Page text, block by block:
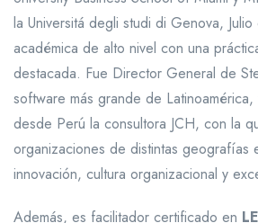
la Universitá degli studi di Genova,
académica de alto nivel con una
destacada. Fue Director General de
software más grande de
desde Perú la consultora JCH, con la
organizaciones de distintas geografías
innovación, cultura organizacional y
Además, es facilitador certificado en